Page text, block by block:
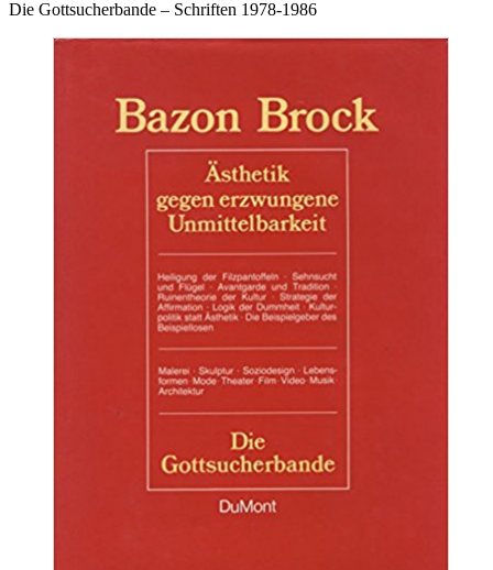
Die Gottsucherbande – Schriften 1978-1986